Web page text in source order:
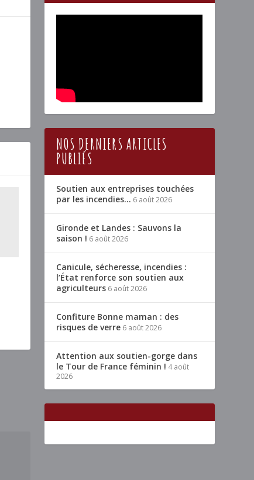
NOS DERNIERS ARTICLES
PUBLIÉS
Soutien aux entreprises touchées
par les incendies… 6 août 2026
Gironde et Landes : Sauvons la
saison ! 6 août 2026
Canicule, sécheresse, incendies :
l’État renforce son soutien aux
agriculteurs 6 août 2026
Confiture Bonne maman : des
risques de verre 6 août 2026
Attention aux soutien-gorge dans
le Tour de France féminin ! 4 août
2026